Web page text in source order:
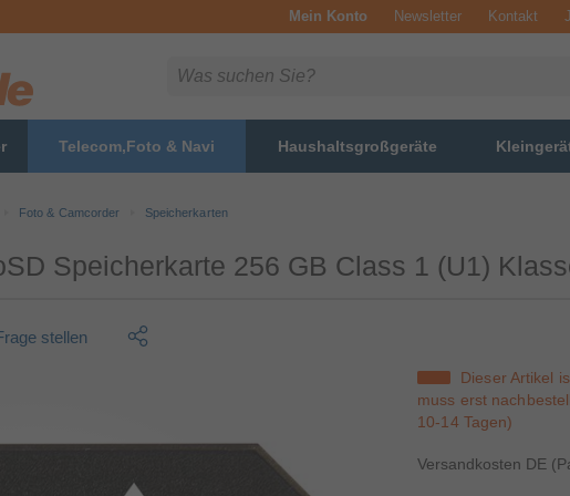
Mein Konto Newsletter Kontakt
Telecom,Foto & Navi Haushaltsgroßgeräte
Foto & Camcorder Speicherkarten
Speicherkarte 256 GB Class 1 (U1)
stellen
Dieser Artikel
muss erst
10-14 Tagen)
Versandkosten DE